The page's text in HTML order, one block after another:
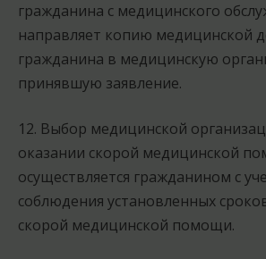
гражданина с медицинского
направляет копию медицинской
гражданина в медицинскую
принявшую заявление.
12. Выбор медицинской
оказании скорой медицинской
осуществляется гражданином с
соблюдения установленных
скорой медицинской помощи.